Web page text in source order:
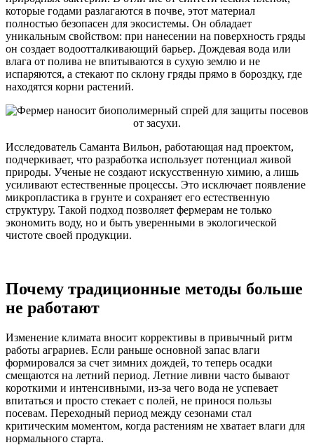
которые годами разлагаются в почве, этот материал
полностью безопасен для экосистемы. Он обладает
уникальным свойством: при нанесении на поверхность гряды
он создает водоотталкивающий барьер. Дождевая вода или
влага от полива не впитываются в сухую землю и не
испаряются, а стекают по склону гряды прямо в бороздку, где
находятся корни растений.
Исследователь Саманта Вильон, работающая над проектом,
подчеркивает, что разработка использует потенциал живой
природы. Ученые не создают искусственную химию, а лишь
усиливают естественные процессы. Это исключает появление
микропластика в грунте и сохраняет его естественную
структуру. Такой подход позволяет фермерам не только
экономить воду, но и быть уверенными в экологической
чистоте своей продукции.
Почему традиционные методы больше
не работают
Изменение климата вносит коррективы в привычный ритм
работы аграриев. Если раньше основной запас влаги
формировался за счет зимних дождей, то теперь осадки
смещаются на летний период. Летние ливни часто бывают
короткими и интенсивными, из-за чего вода не успевает
впитаться и просто стекает с полей, не принося пользы
посевам. Переходный период между сезонами стал
критическим моментом, когда растениям не хватает влаги для
нормального старта.